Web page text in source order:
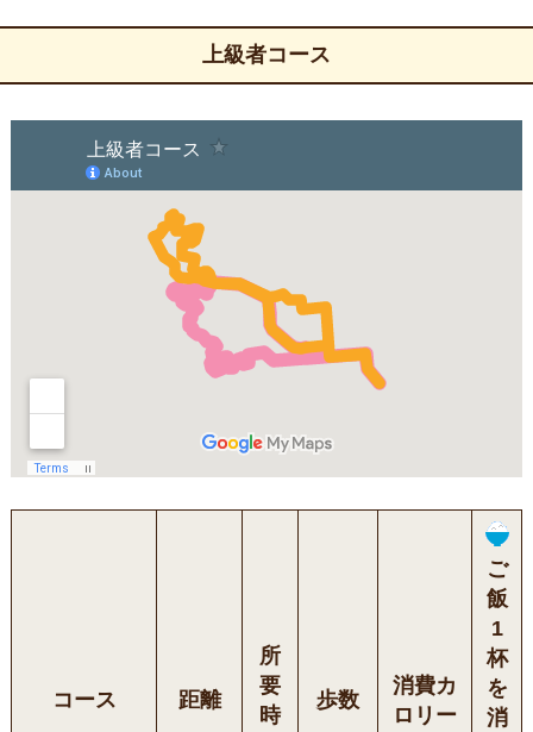
上級者コース
コース 距離
所
要
時
歩数
消費カ
ロリー
ご
飯
1
杯
を
消